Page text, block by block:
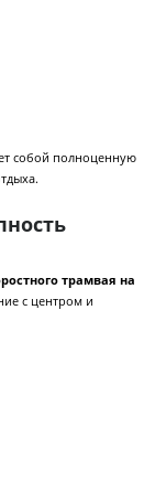
собой полноценную
трамвая на
с центром и